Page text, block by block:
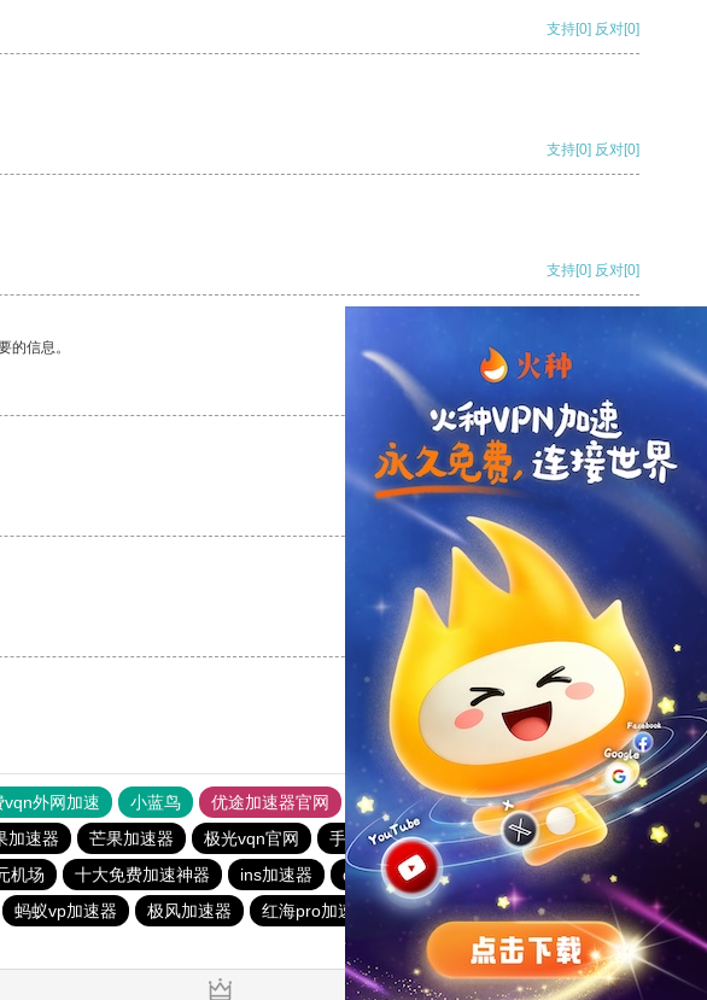
支持[0] 反对[0]
支持[0] 反对[0]
支持[0] 反对[0]
的信息。
反对
反对[0]
vqn外网加速 小蓝鸟 优途加速器官网 风驰加速器 旋风加速器
八戒看书
加速器 芒果加速器 极光vqn官网 手机外国加速器官网
神灯vp加速器官网
机场 十大免费加速神器 ins加速器 quickq 速帆加速器
IOS-VPN
蚂蚁vp加速器 极风加速器 红海pro加速器 旋风加速器
旋风vqn加速